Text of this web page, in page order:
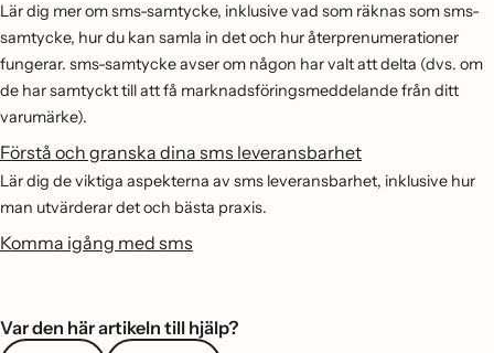
Lär dig mer om sms-samtycke, inklusive vad som räknas som sms-
samtycke, hur du kan samla in det och hur återprenumerationer
fungerar. sms-samtycke avser om någon har valt att delta (dvs. om
de har samtyckt till att få marknadsföringsmeddelande från ditt
varumärke).
Förstå och granska dina sms leveransbarhet
Lär dig de viktiga aspekterna av sms leveransbarhet, inklusive hur
man utvärderar det och bästa praxis.
Komma igång med sms
Var den här artikeln till hjälp?